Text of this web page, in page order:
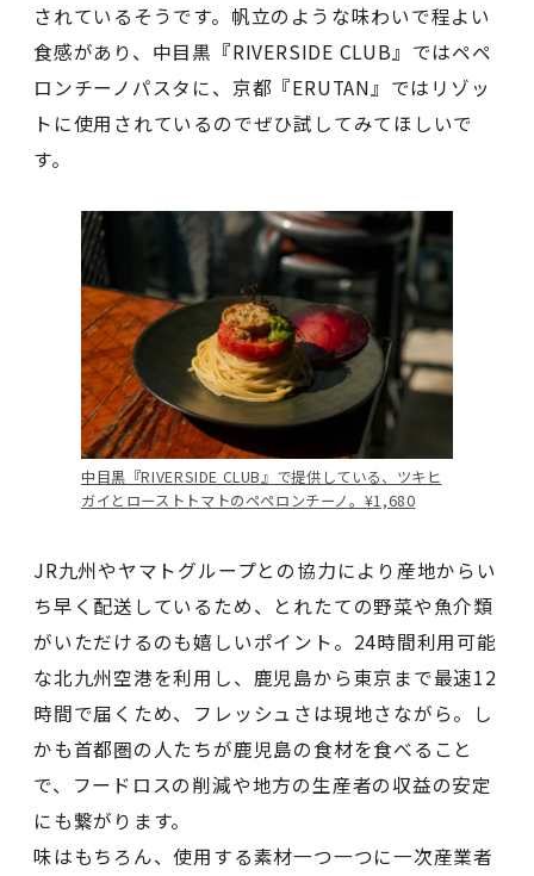
されているそうです。帆立のような味わいで程よい
食感があり、中目黒『RIVERSIDE CLUB』ではペペ
ロンチーノパスタに、京都『ERUTAN』ではリゾッ
トに使用されているのでぜひ試してみてほしいで
す。
中目黒『RIVERSIDE CLUB』で提供している、ツキヒ
ガイとローストトマトのペペロンチーノ。¥1,680
JR九州やヤマトグループとの協力により産地からい
ち早く配送しているため、とれたての野菜や魚介類
がいただけるのも嬉しいポイント。24時間利用可能
な北九州空港を利用し、鹿児島から東京まで最速12
時間で届くため、フレッシュさは現地さながら。し
かも首都圏の人たちが鹿児島の食材を食べること
で、フードロスの削減や地方の生産者の収益の安定
にも繋がります。
味はもちろん、使用する素材一つ一つに一次産業者